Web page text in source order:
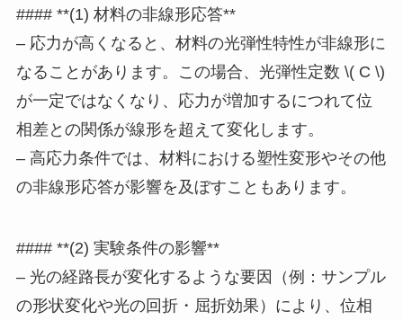
#### **(1) 材料の非線形応答**
– 応力が高くなると、材料の光弾性特性が非線形に
なることがあります。この場合、光弾性定数 \( C \)
が一定ではなくなり、応力が増加するにつれて位
相差との関係が線形を超えて変化します。
– 高応力条件では、材料における塑性変形やその他
の非線形応答が影響を及ぼすこともあります。
#### **(2) 実験条件の影響**
– 光の経路長が変化するような要因（例：サンプル
の形状変化や光の回折・屈折効果）により、位相